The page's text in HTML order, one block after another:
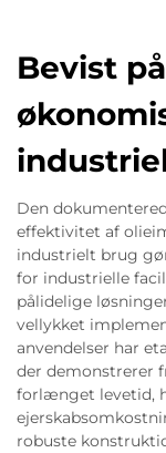
Bevist
Den
effektivitet af
industrielt brug
for industrielle
pålidelige
vellykket
anvendelser har
der demonstrerer
forlænget levetid,
robuste